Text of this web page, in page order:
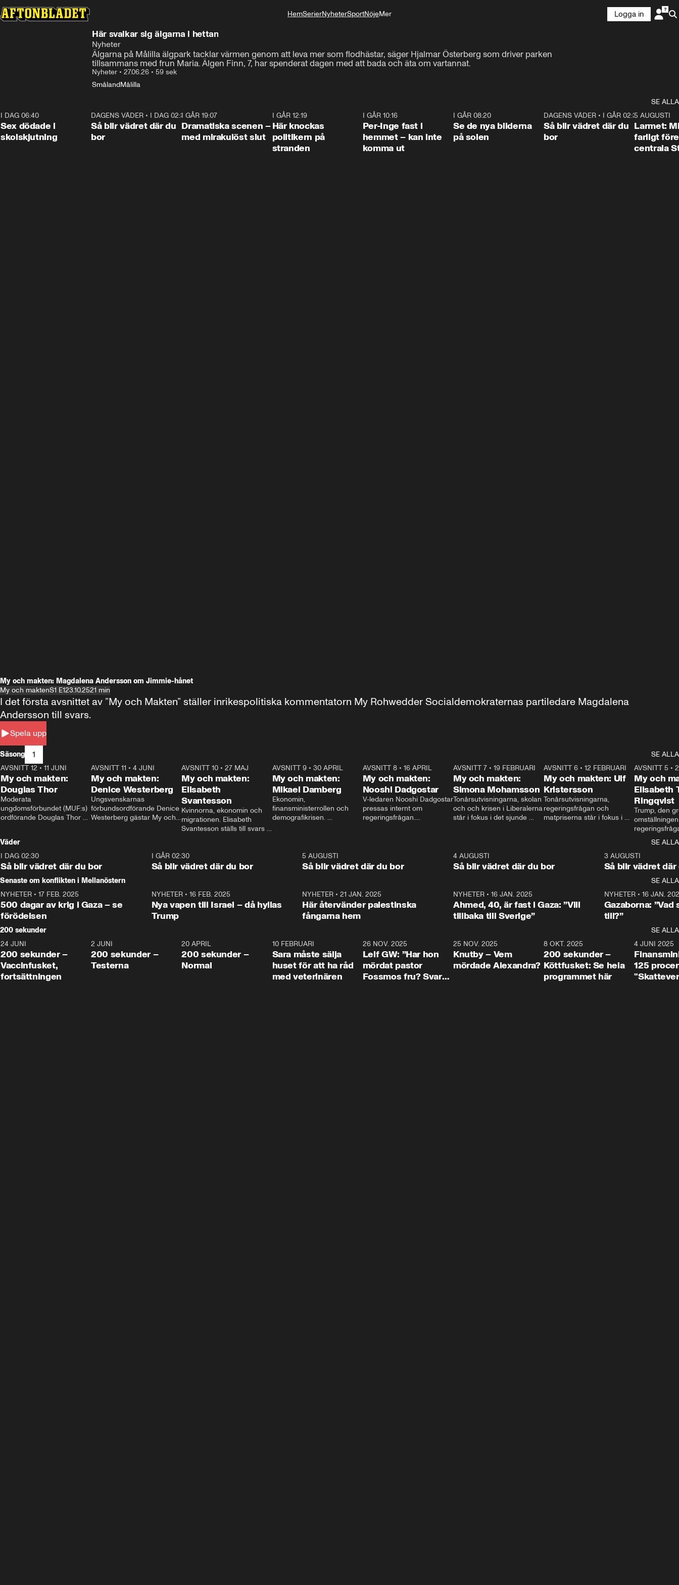
HemSerierNyheterSportNöjeMer
Logga in
Här svalkar sig älgarna i hettan
Nyheter
Älgarna på Målilla älgpark tacklar värmen genom att leva mer som flodhästar, säger Hjalmar Österberg som driver parken
tillsammans med frun Maria. Älgen Finn, 7, har spenderat dagen med att bada och äta om vartannat.
Nyheter • 27.06.26 • 59 sek
SmålandMålilla
SE ALLA
I DAG 06:40
Sex dödade i
skolskjutning
1:06
DAGENS VÄDER • I DAG 02:30
Så blir vädret där du
bor
I GÅR 19:07
Dramatiska scenen –
med mirakulöst slut
I GÅR 12:19
Här knockas
politikern på
stranden
I GÅR 10:16
Per-Inge fast i
hemmet – kan inte
komma ut
I GÅR 08:20
Se de nya bilderna
på solen
1:06
DAGENS VÄDER • I GÅR 02:30
Så blir vädret där du
bor
5 AUGUSTI
Larmet:
farligt
centrala
My och makten: Magdalena Andersson om Jimmie-hånet
My och maktenS1 E123.10.2521 min
Spela upp
I det första avsnittet av ”My och Makten” ställer inrikespolitiska kommentatorn My Rohwedder Socialdemokraternas partiledare Magdalena
Andersson till svars.
Säsong 1
SE ALLA
26:27
AVSNITT 12 • 11 JUNI
My och makten:
Douglas Thor
Moderata
ungdomsförbundet (MUF:s)
ordförande Douglas Thor
tonårsutvisningarna och hur
Moderaterna ska locka
väljare till valet i höst.
23:40
AVSNITT 11 •4 JUNI
My och makten:
Denice Westerberg
Ungsvenskarnas
förbundsordförande Denice
Westerberg gästar My och
AVSNITT 10 •27 MAJ
My och makten:
Elisabeth
Svantesson
Kvinnorna, ekonomin och
migrationen. Elisabeth
Svantesson ställs till svars
AVSNITT 9• 30 APRIL
My och makten:
Mikael Damberg
Ekonomin,
finansministerrollen och
demografikrisen.
och Makten.
AVSNITT 8• 16 APRIL
My och makten:
Nooshi Dadgostar
V-ledaren Nooshi Dadgostar
pressas internt om
regeringsfrågan.
– Vi ställer upp i val. Ska vi
vara med så sitter vi förstås
24:30
AVSNITT 7• 19 FEBRUARI
My och makten:
Simona Mohamsson
Tonårsutvisningarna, skolan
och och krisen i Liberalerna
står i fokus i det sjunde
kommentator My
Rohwedder ställer
utbildnings- och
Mohamsson till svars.
27:30
AVSNITT 6 •12 FEBRUARI
My och makten: Ulf
Kristersson
Tonårsutvisningarna,
regeringsfrågan och
matpriserna står i fokus i
Rohwedder ställer
statsminister Ulf Kristersson
AVSNITT 5 •
My och
Elisabeth
Ringqvist
Trump, den
centrum i
avsnittet av
Makten”. Se
Aftonbladets
Rohwedder
Thand Ring
Väder
SE ALLA
I DAG 02:30
Så blir vädret där du bor
1:06
I GÅR 02:30
Så blir vädret där du bor
5 AUGUSTI
Så blir vädret där du bor
4 AUGUSTI
Så blir vädret där du bor
3 AUGUSTI
Så blir vädret där
Senaste om konflikten i Mellanöstern
SE ALLA
NYHETER • 17 FEB. 2025
500 dagar av krig i Gaza – se
förödelsen
NYHETER• 16 FEB. 2025
Nya vapen till Israel – då hyllas
Trump
NYHETER •21 JAN. 2025
Här återvänder palestinska
fångarna hem
NYHETER• 16 JAN. 2025
Ahmed, 40, är fast i Gaza: ”Vill
tillbaka till Sverige”
NYHETER• 16 JAN.
Gazaborna:
till?”
200 sekunder
SE ALLA
5:00
24 JUNI
200 sekunder –
Vaccinfusket,
fortsättningen
4:23
2 JUNI
200 sekunder –
Testerna
20 APRIL
200 sekunder –
Normal
10 FEBRUARI
Sara måste sälja
huset för att ha råd
med veterinären
26 NOV. 2025
Leif GW: ”Har hon
mördat pastor
Fossmos fru? Svar
31:05
25 NOV. 2025
Knutby – Vem
mördade Alexandra?
4:29
8 OKT. 2025
200 sekunder –
Köttfusket: Se hela
programmet här
4 JUNI 2025
125